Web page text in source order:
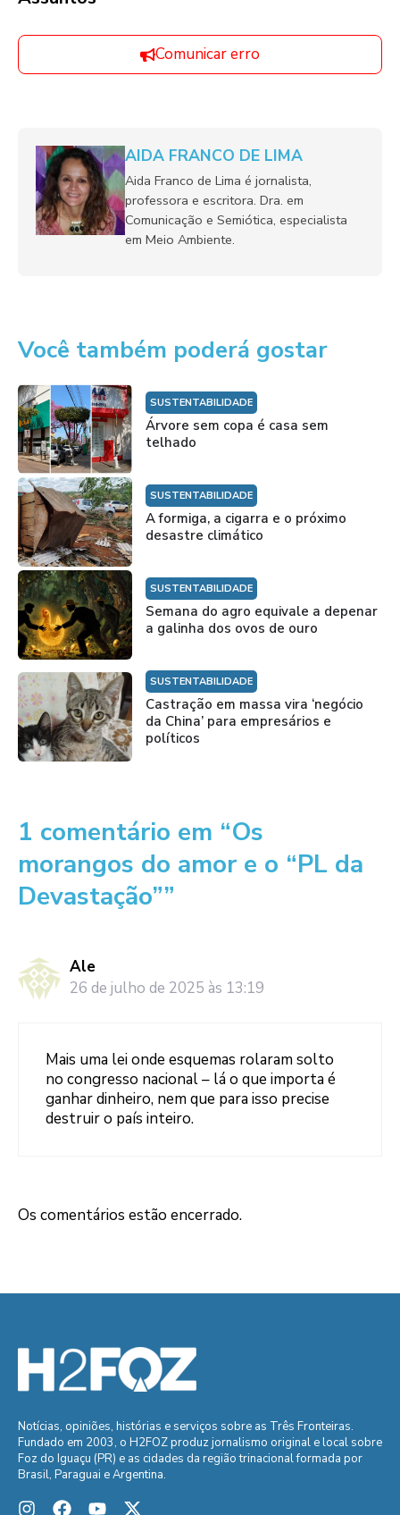
Comunicar erro
AIDA FRANCO DE LIMA
Aida Franco de Lima é jornalista,
professora e escritora. Dra. em
Comunicação e Semiótica, especialista
em Meio Ambiente.
Você também poderá gostar
SUSTENTABILIDADE
Árvore sem copa é casa sem
telhado
SUSTENTABILIDADE
A formiga, a cigarra e o próximo
desastre climático
SUSTENTABILIDADE
Semana do agro equivale a depenar
a galinha dos ovos de ouro
SUSTENTABILIDADE
Castração em massa vira ‘negócio
da China’ para empresários e
políticos
1 comentário em “Os
morangos do amor e o “PL da
Devastação””
Ale
26 de julho de 2025 às 13:19
Mais uma lei onde esquemas rolaram solto
no congresso nacional – lá o que importa é
ganhar dinheiro, nem que para isso precise
destruir o país inteiro.
Os comentários estão encerrado.
Notícias, opiniões, histórias e serviços sobre as Três Fronteiras.
Fundado em 2003, o H2FOZ produz jornalismo original e local sobre
Foz do Iguaçu (PR) e as cidades da região trinacional formada por
Brasil, Paraguai e Argentina.